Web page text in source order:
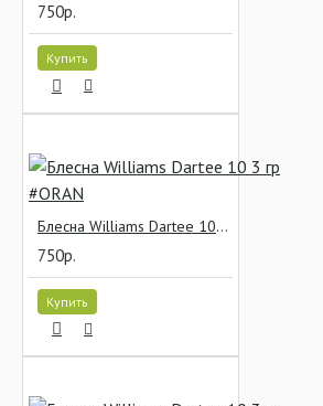
750р.
Купить
Блесна Williams Dartee 10 3 гр #ORAN
750р.
Купить